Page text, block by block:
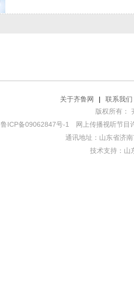
关于齐鲁网 |
联系我们
版权所有：
鲁ICP备09062847号-1
网上传播视听节目
通讯地址：山东省济
技术支持： 山